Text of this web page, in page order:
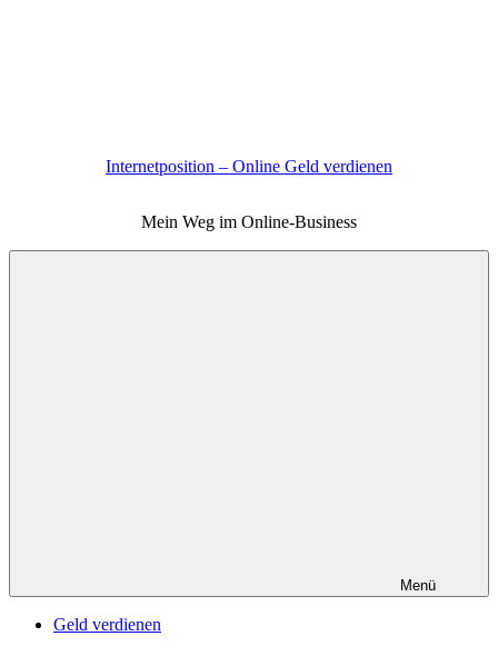
Internetposition – Online Geld verdienen
Mein Weg im Online-Business
Menü
Geld verdienen